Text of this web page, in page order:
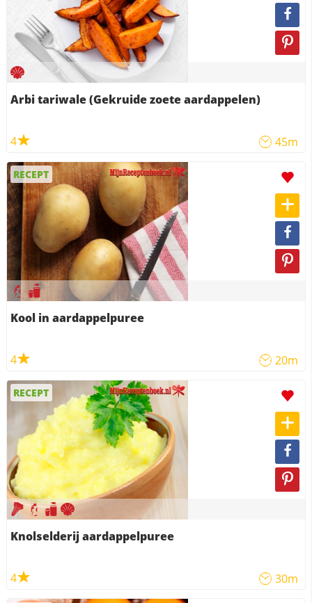
Arbi tariwale (Gekruide zoete aardappelen)
4 45m
RECEPT
Kool in aardappelpuree
4 20m
RECEPT
Knolselderij aardappelpuree
4 30m